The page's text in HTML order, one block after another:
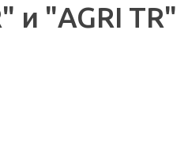
и "AGRI TR"